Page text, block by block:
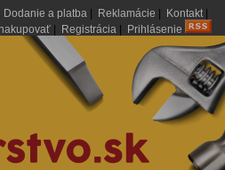
Dodanie a platba Reklamácie Kontakt|
Registrácia Prihlásenie